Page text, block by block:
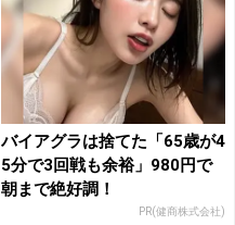
バイアグラは捨てた「65歳が4
5分で3回戦も余裕」980円で
朝まで絶好調！
PR(健商株式会社)